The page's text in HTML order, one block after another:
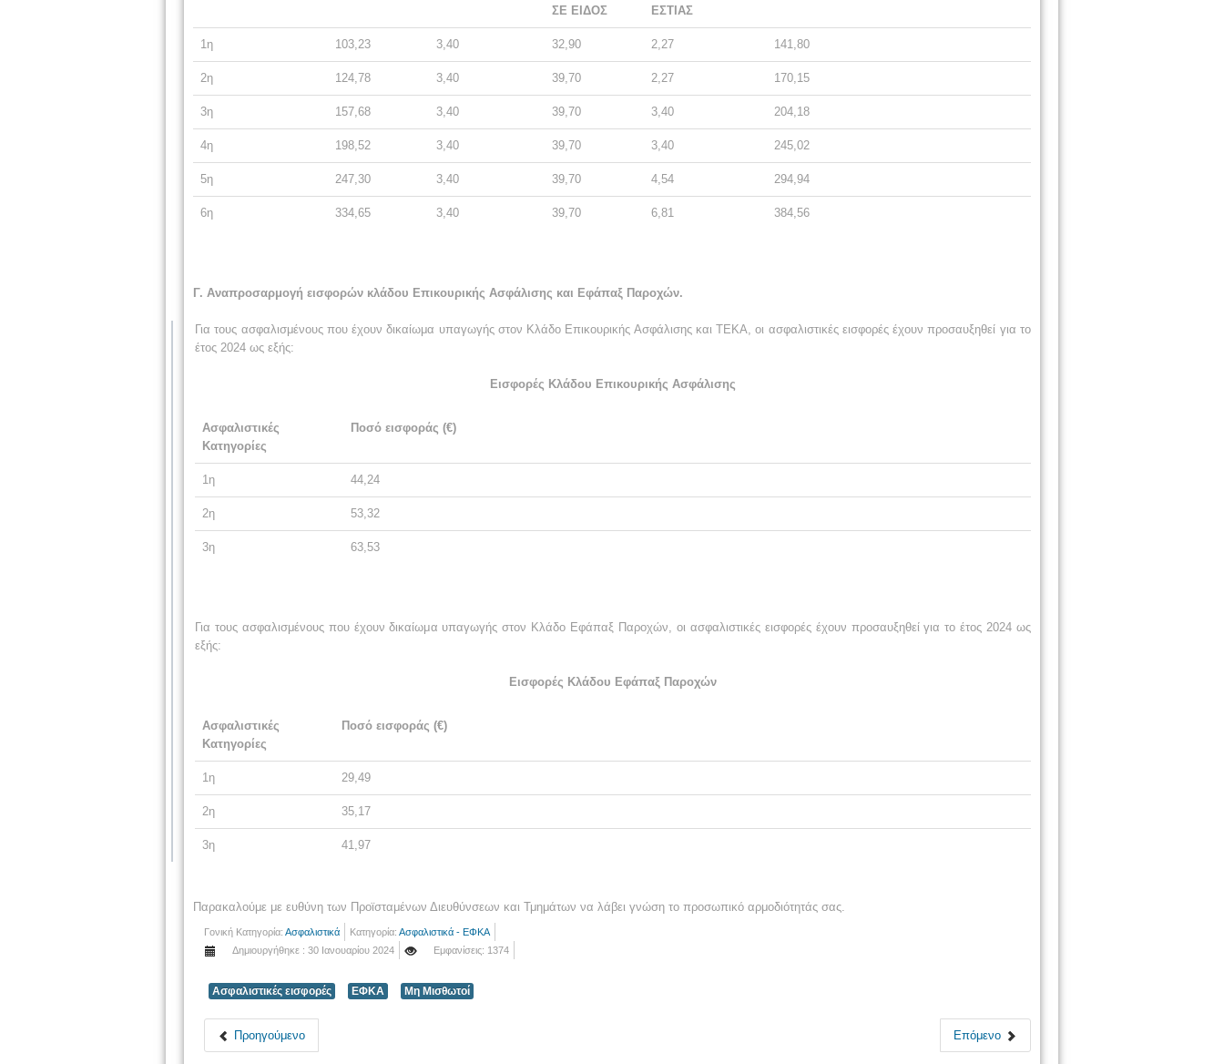
ΣΕ ΕΙΔΟΣ
ΕΣΤΙΑΣ
1η 103,23 3,40 32,90 2,27 141,80
2η 124,78 3,40 39,70 2,27 170,15
3η 157,68 3,40 39,70 3,40 204,18
4η 198,52 3,40 39,70 3,40 245,02
5η 247,30 3,40 39,70 4,54 294,94
6η 334,65 3,40 39,70 6,81 384,56
Γ. Αναπροσαρμογή εισφορών κλάδου Επικουρικής Ασφάλισης και Εφάπαξ Παροχών.
Για τους ασφαλισμένους που έχουν δικαίωμα υπαγωγής στον Κλάδο Επικουρικής Ασφάλισης και ΤΕΚΑ, οι ασφαλιστικές εισφορές έχουν προσαυξηθεί για το
έτος 2024 ως εξής:
Εισφορές Κλάδου Επικουρικής Ασφάλισης
Ασφαλιστικές
Κατηγορίες
Ποσό εισφοράς (€)
1η 44,24
2η 53,32
3η 63,53
Για τους ασφαλισμένους που έχουν δικαίωμα υπαγωγής στον Κλάδο Εφάπαξ Παροχών, οι ασφαλιστικές εισφορές έχουν προσαυξηθεί για το έτος 2024 ως
εξής:
Εισφορές Κλάδου Εφάπαξ Παροχών
Ασφαλιστικές
Κατηγορίες
Ποσό εισφοράς (€)
1η 29,49
2η 35,17
3η 41,97
Παρακαλούμε με ευθύνη των Προϊσταμένων Διευθύνσεων και Τμημάτων να λάβει γνώση το προσωπικό αρμοδιότητάς σας.
Γονική Κατηγορία: Ασφαλιστικά Κατηγορία: Ασφαλιστικά - ΕΦΚΑ
Δημιουργήθηκε : 30 Ιανουαρίου 2024
Εμφανίσεις: 1374
Ασφαλιστικές εισφορές ΕΦΚΑ Μη Μισθωτοί
Προηγούμενο Επόμενο